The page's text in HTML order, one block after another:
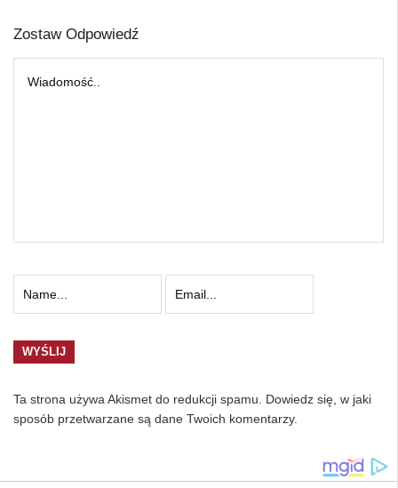
Zostaw Odpowiedź
Ta strona używa Akismet do redukcji spamu. Dowiedz się, w jaki
sposób przetwarzane są dane Twoich komentarzy.